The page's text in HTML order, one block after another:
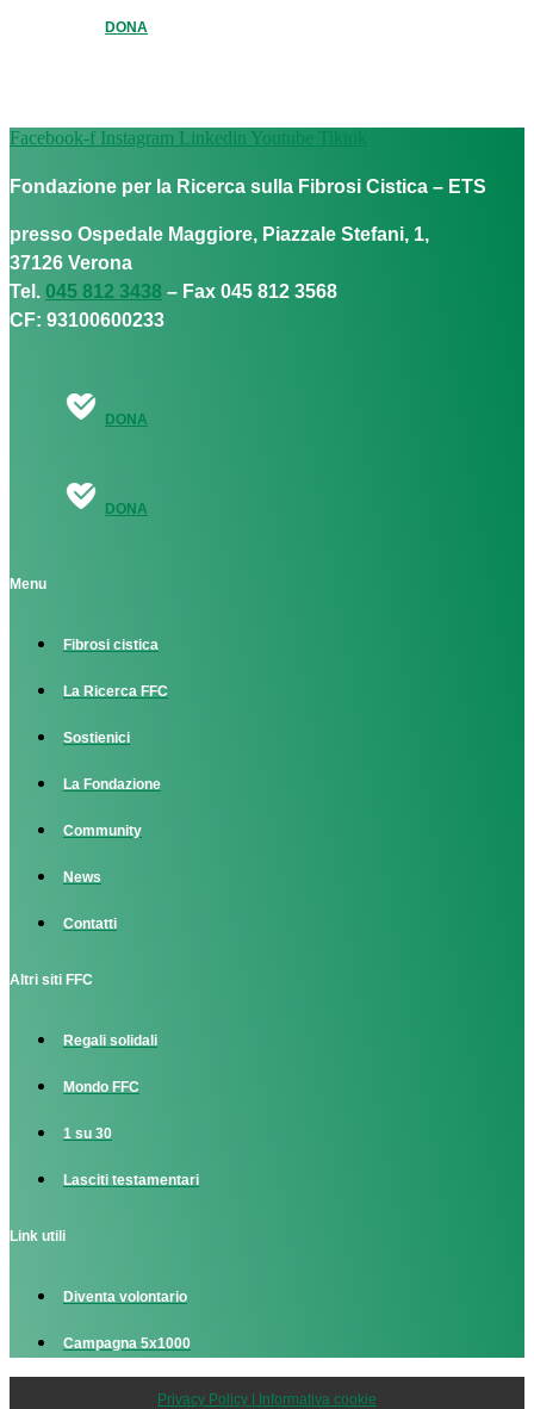
DONA
Facebook-f Instagram Linkedin Youtube Tiktok
Fondazione per la Ricerca sulla Fibrosi Cistica – ETS
presso Ospedale Maggiore, Piazzale Stefani, 1,
37126 Verona
Tel. 045 812 3438 – Fax 045 812 3568
CF: 93100600233
DONA
DONA
Menu
Fibrosi cistica
La Ricerca FFC
Sostienici
La Fondazione
Community
News
Contatti
Altri siti FFC
Regali solidali
Mondo FFC
1 su 30
Lasciti testamentari
Link utili
Diventa volontario
Campagna 5x1000
Privacy Policy | Informativa cookie